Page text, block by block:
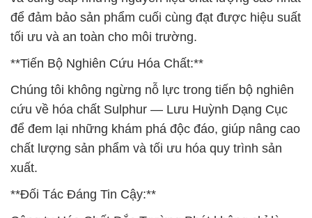
để đảm bảo sản phẩm cuối cùng đạt được hiệu suất
tối ưu và an toàn cho môi trường.
**Tiến Bộ Nghiên Cứu Hóa Chất:**
Chúng tôi không ngừng nỗ lực trong tiến bộ nghiên
cứu về hóa chất Sulphur — Lưu Huỳnh Dạng Cục
để đem lại những khám phá độc đáo, giúp nâng cao
chất lượng sản phẩm và tối ưu hóa quy trình sản
xuất.
**Đối Tác Đáng Tin Cậy:**